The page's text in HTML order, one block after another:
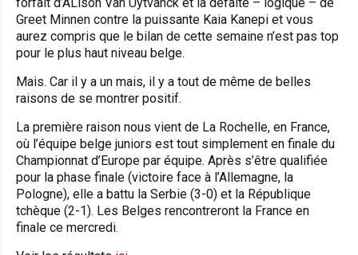
forfait d’ALison Van Uytvanck et la défaite – logique – de
Greet Minnen contre la puissante Kaia Kanepi et vous
aurez compris que le bilan de cette semaine n’est pas top
pour le plus haut niveau belge.
Mais. Car il y a un mais, il y a tout de même de belles
raisons de se montrer positif.
La première raison nous vient de La Rochelle, en France,
où l’équipe belge juniors est tout simplement en finale du
Championnat d’Europe par équipe. Après s’être qualifiée
pour la phase finale (victoire face à l’Allemagne, la
Pologne), elle a battu la Serbie (3-0) et la République
tchèque (2-1). Les Belges rencontreront la France en
finale ce mercredi.